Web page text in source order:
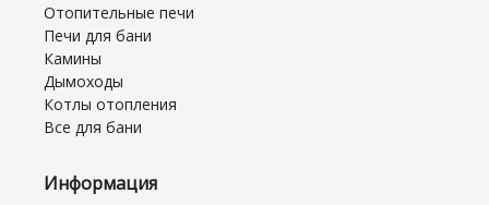
Отопительные печи
Печи для бани
Камины
Дымоходы
Котлы отопления
Все для бани
Информация